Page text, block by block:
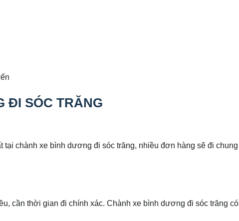
ĐI SÓC TRĂNG
chành xe bình dương đi sóc trăng, nhiều đơn hàng sẽ đi chung
cần thời gian đi chính xác. Chành xe bình dương đi sóc trăng có